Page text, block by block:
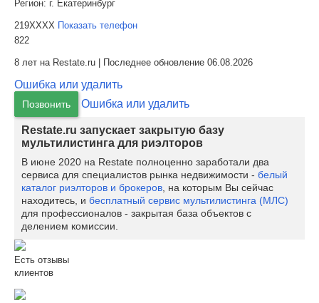
Регион: г. Екатеринбург
219XXXX Показать телефон
822
8 лет на Restate.ru | Последнее обновление 06.08.2026
Ошибка или удалить
Позвонить Ошибка или удалить
Restate.ru запускает закрытую базу
мультилистинга для риэлторов
В июне 2020 на Restate полноценно заработали два
сервиса для специалистов рынка недвижимости - белый
каталог риэлторов и брокеров , на которым Вы сейчас
находитесь, и бесплатный сервис мультилистинга (МЛС)
для профессионалов - закрытая база объектов с
делением комиссии.
Есть отзывы
клиентов